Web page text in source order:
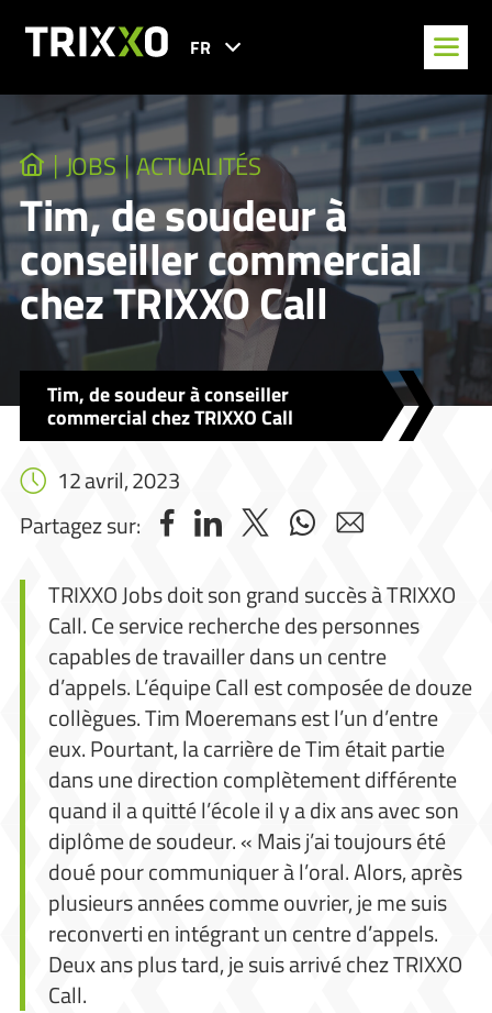
FR
JOBS ACTUALITÉS
Tim, de soudeur à
conseiller commercial
chez TRIXXO Call
Tim, de soudeur à conseiller
commercial chez TRIXXO Call
12 avril, 2023
Partagez sur:
TRIXXO Jobs doit son grand succès à TRIXXO
Call. Ce service recherche des personnes
capables de travailler dans un centre
d’appels. L’équipe Call est composée de douze
collègues. Tim Moeremans est l’un d’entre
eux. Pourtant, la carrière de Tim était partie
dans une direction complètement différente
quand il a quitté l’école il y a dix ans avec son
diplôme de soudeur. « Mais j’ai toujours été
doué pour communiquer à l’oral. Alors, après
plusieurs années comme ouvrier, je me suis
reconverti en intégrant un centre d’appels.
Deux ans plus tard, je suis arrivé chez TRIXXO
Call.